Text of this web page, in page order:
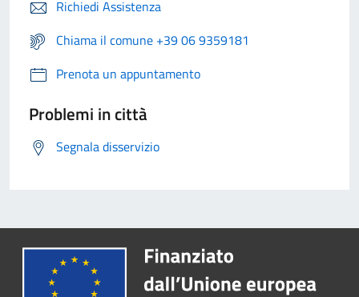
Richiedi Assistenza
Chiama il comune +39 06 9359181
Prenota un appuntamento
Problemi in città
Segnala disservizio